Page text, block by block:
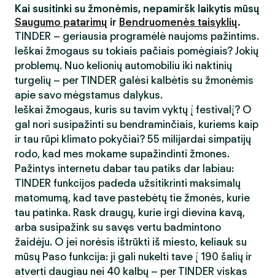
Kai susitinki su žmonėmis, nepamiršk laikytis mūsų
Saugumo patarimų ir Bendruomenės taisyklių.
TINDER – geriausia programėlė naujoms pažintims.
Ieškai žmogaus su tokiais pačiais pomėgiais? Jokių
problemų. Nuo kelionių automobiliu iki naktinių
turgelių – per TINDER galėsi kalbėtis su žmonėmis
apie savo mėgstamus dalykus.
Ieškai žmogaus, kuris su tavim vyktų į festivalį? O
gal nori susipažinti su bendraminčiais, kuriems kaip
ir tau rūpi klimato pokyčiai? 55 milijardai simpatijų
rodo, kad mes mokame supažindinti žmones.
Pažintys internetu dabar tau patiks dar labiau:
TINDER funkcijos padeda užsitikrinti maksimalų
matomumą, kad tave pastebėtų tie žmonės, kurie
tau patinka. Rask draugų, kurie irgi dievina kavą,
arba susipažink su savęs vertu badmintono
žaidėju. O jei norėsis ištrūkti iš miesto, keliauk su
mūsų Paso funkcija: ji gali nukelti tave į 190 šalių ir
atverti daugiau nei 40 kalbų – per TINDER viskas